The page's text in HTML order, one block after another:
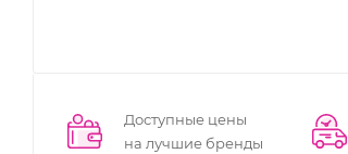
Доступные цены
на лучшие бренды